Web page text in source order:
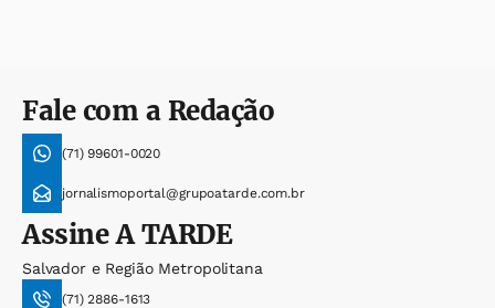
Fale com a Redação
(71) 99601-0020
jornalismoportal@grupoatarde.com.br
AssineA TARDE
Salvador e Região Metropolitana
(71) 2886-1613